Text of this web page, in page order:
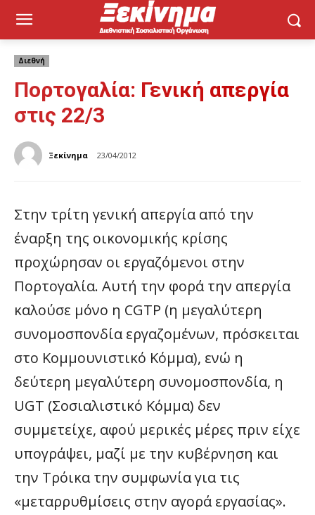
Διεθνή
Πορτογαλία: Γενική απεργία
στις 22/3
Ξεκίνημα 23/04/2012
Στην τρίτη γενική απεργία από την
έναρξη της οικονομικής κρίσης
προχώρησαν οι εργαζόμενοι στην
Πορτογαλία. Αυτή την φορά την απεργία
καλούσε μόνο η CGTP (η μεγαλύτερη
συνομοσπονδία εργαζομένων, πρόσκειται
στο Κομμουνιστικό Κόμμα), ενώ η
δεύτερη μεγαλύτερη συνομοσπονδία, η
UGT (Σοσιαλιστικό Κόμμα) δεν
συμμετείχε, αφού μερικές μέρες πριν είχε
υπογράψει, μαζί με την κυβέρνηση και
την Τρόικα την συμφωνία για τις
«μεταρρυθμίσεις στην αγορά εργασίας».